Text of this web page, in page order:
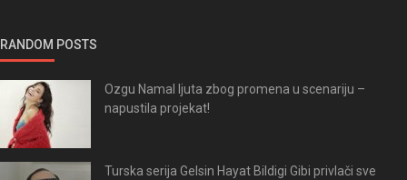
RANDOM POSTS
Ozgu Namal ljuta zbog promena u scenariju –
napustila projekat!
Turska serija Gelsin Hayat Bildigi Gibi privlači sve